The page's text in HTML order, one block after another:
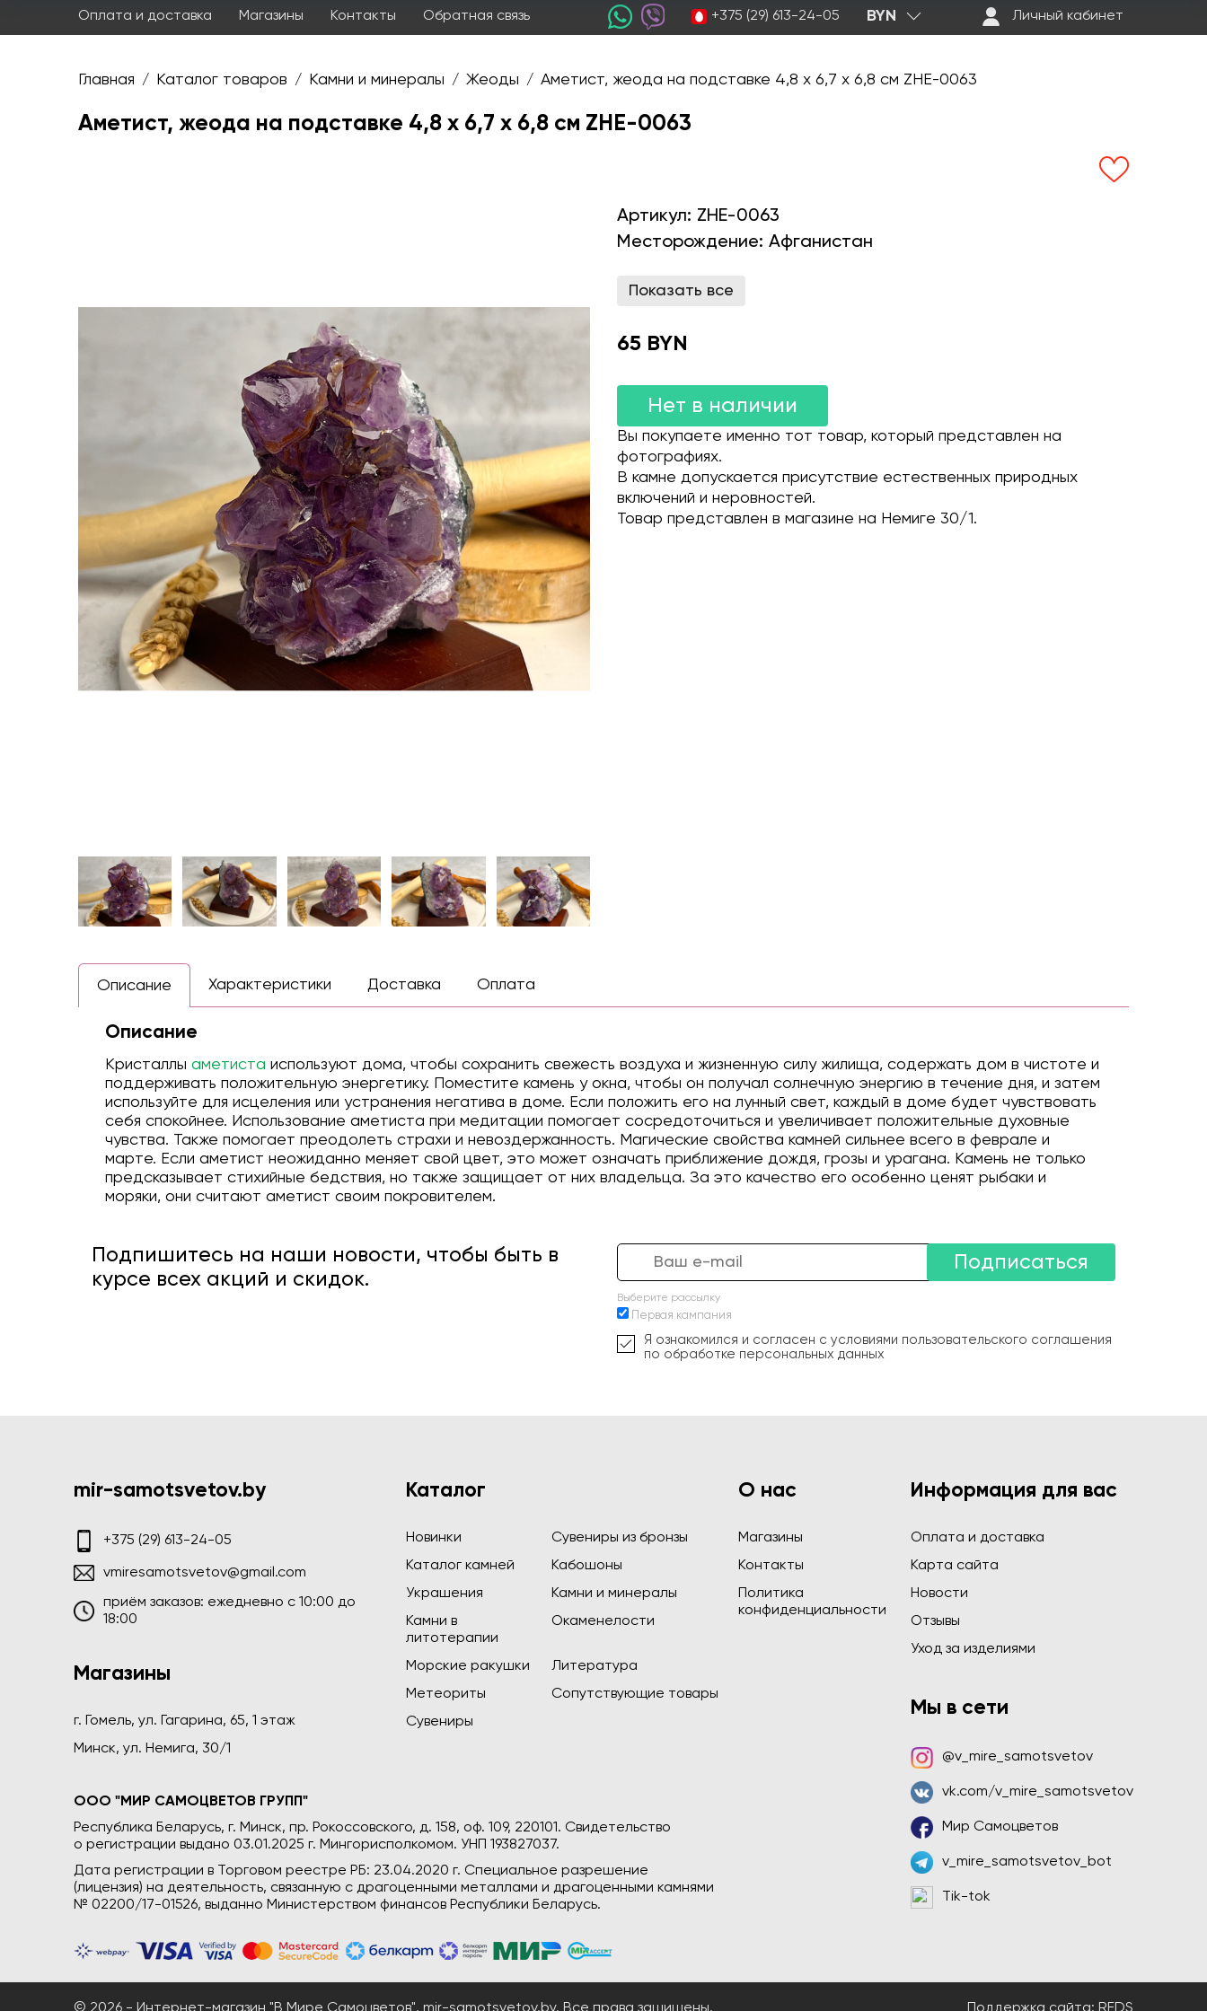
Оплата и доставка Магазины Контакты Обратная связь +375 (29) 613-24-05 BYN Личный кабинет
Главная / Каталог товаров / Камни и минералы / Жеоды / Аметист, жеода на подставке 4,8 х 6,7 х 6,8 см ZHE-0063
Аметист, жеода на подставке 4,8 х 6,7 х 6,8 см ZHE-0063
Артикул: ZHE-0063
Месторождение: Афганистан
Показать все
65 BYN
Нет в наличии
Вы покупаете именно тот товар, который представлен на
фотографиях.
В камне допускается присутствие естественных природных
включений и неровностей.
Товар представлен в магазине на Немиге 30/1.
Описание Характеристики Доставка Оплата
Описание
Кристаллы аметиста используют дома, чтобы сохранить свежесть воздуха и жизненную силу жилища, содержать дом в чистоте и
поддерживать положительную энергетику. Поместите камень у окна, чтобы он получал солнечную энергию в течение дня, и затем
используйте для исцеления или устранения негатива в доме. Если положить его на лунный свет, каждый в доме будет чувствовать
себя спокойнее. Использование аметиста при медитации помогает сосредоточиться и увеличивает положительные духовные
чувства. Также помогает преодолеть страхи и невоздержанность. Магические свойства камней сильнее всего в феврале и
марте. Если аметист неожиданно меняет свой цвет, это может означать приближение дождя, грозы и урагана. Камень не только
предсказывает стихийные бедствия, но также защищает от них владельца. За это качество его особенно ценят рыбаки и
моряки, они считают аметист своим покровителем.
Подпишитесь на наши новости, чтобы быть в
курсе всех акций и скидок.
Подписаться
Выберите рассылку
Первая кампания
Я ознакомился и согласен с условиями пользовательского соглашения
по обработке персональных данных
mir-samotsvetov.by
+375 (29) 613-24-05
vmiresamotsvetov@gmail.com
приём заказов: ежедневно c 10:00 до
18:00
Магазины
г. Гомель, ул. Гагарина, 65, 1 этаж
Минск, ул. Немига, 30/1
Каталог
Новинки
Сувениры из бронзы
Каталог камней
Кабошоны
Украшения
Камни и минералы
Камни в
литотерапии
Окаменелости
Морские ракушки
Литература
Метеориты
Сопутствующие товары
Сувениры
ООО "МИР САМОЦВЕТОВ ГРУПП"
Республика Беларусь, г. Минск, пр. Рокоссовского, д. 158, оф. 109, 220101. Свидетельство
о регистрации выдано 03.01.2025 г. Мингорисполкомом. УНП 193827037.
Дата регистрации в Торговом реестре РБ: 23.04.2020 г. Специальное разрешение
(лицензия) на деятельность, связанную с драгоценными металлами и драгоценными камнями
№ 02200/17-01526, выданно Министерством финансов Республики Беларусь.
О нас
Магазины
Контакты
Политика
конфиденциальности
Информация для вас
Оплата и доставка
Карта сайта
Новости
Отзывы
Уход за изделиями
Мы в сети
@v_mire_samotsvetov
vk.com/v_mire_samotsvetov
Мир Самоцветов
v_mire_samotsvetov_bot
Tik-tok